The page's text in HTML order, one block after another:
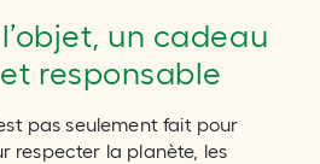
un cadeau
responsable
pas seulement fait pour
respecter la planète, les